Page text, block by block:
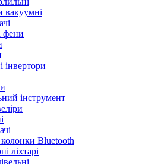
вакуумні
фени
інвертори
інструмент
Bluetooth
ліхтарі